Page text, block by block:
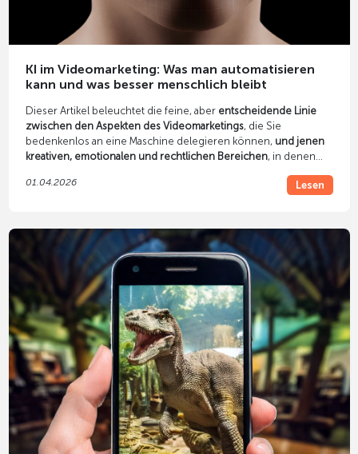
KI im Videomarketing: Was man automatisieren
kann und was besser menschlich bleibt
Dieser Artikel beleuchtet die feine, aber entscheidende Linie
zwischen den Aspekten des Videomarketings, die Sie
bedenkenlos an eine Maschine delegieren können, und jenen
kreativen, emotionalen und rechtlichen Bereichen, in denen
Nur wer diese Symbiose versteht, wird langfristig Kampagnen
01.04.2026 Lesen